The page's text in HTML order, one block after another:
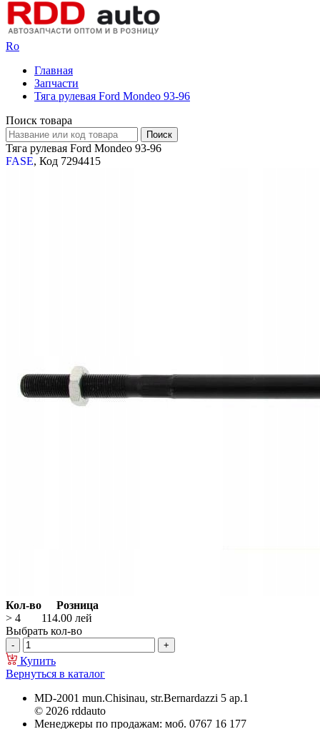
Ro
Главная
Запчасти
Тяга рулевая Ford Mondeo 93-96
Поиск товара
Тяга рулевая Ford Mondeo 93-96
FASE, Код 7294415
Кол-во
Розница
> 4
114.00 лей
Выбрать кол-во
Купить
Вернуться в каталог
MD-2001 mun.Chisinau, str.Bernardazzi 5 ap.1
© 2026 rddauto
Менеджеры по продажам: моб. 0767 16 177